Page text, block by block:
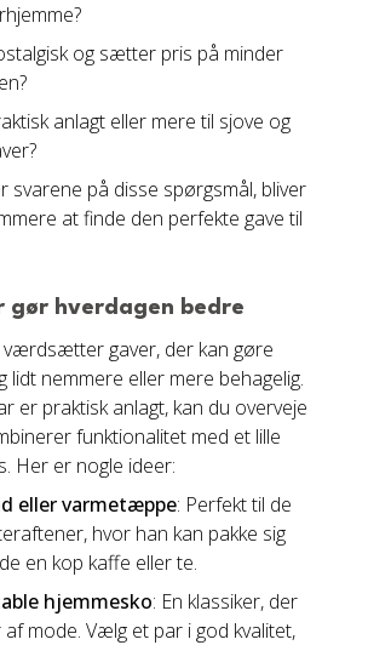
og sætter pris på minder
anlagt eller mere til sjove og
svarene på disse spørgsmål, bliver
at finde den perfekte gave til
gør hverdagen bedre
gaver, der kan gøre
lidt nemmere eller mere behagelig.
er praktisk anlagt, kan du overveje
funktionalitet med et lille
Her er nogle ideer:
eller varmetæppe: Perfekt til de
hvor han kan pakke sig
en kop kaffe eller te.
hjemmesko: En klassiker, der
af mode. Vælg et par i god kvalitet,